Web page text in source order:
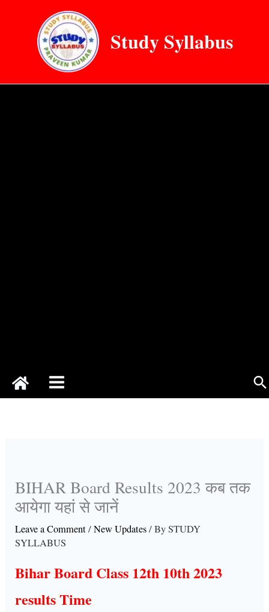
Study Syllabus
BIHAR Board Results 2023 कब तक
आयेगा यहां से जानें
Leave a Comment/New Updates/ BySTUDY
SYLLABUS
Bihar Board Class 12th 10th 2023
results Time